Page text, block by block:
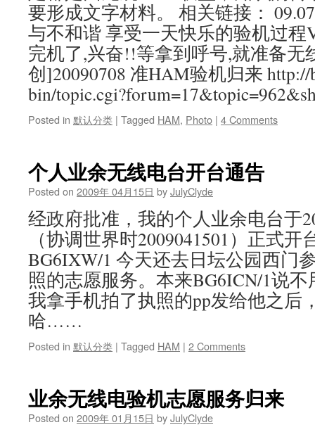
要形成文字材料。 相关链接：
与不和谐 享受一天快乐的验机过
完机了,兴奋!!等拿到呼号,就准备无
创]20090708 准HAM验机归来 http://
bin/
Posted in 默认分类 | Tagged HAM, Photo | 4 Comments
个人业余无线电台开台通告
Posted on 2009年 04月15日 byJulyClyde
经政府批准，我的个人业余电台于
（协调世界时2009041501）正式
BG6IXW/1 今天还去日坛公园西门
照的志愿服务。本来BG6ICN/1说
我拿手机拍了执照的pp发给他之后
哈……
Posted in 默认分类 | Tagged HAM | 2 Comments
业余无线电验机志愿服务归来
Posted on 2009年 01月15日 byJulyClyde